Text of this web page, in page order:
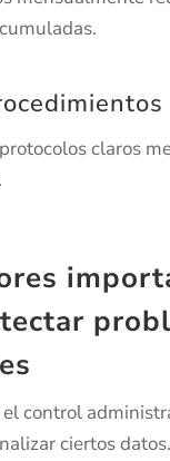
claros
control
ciertos datos.